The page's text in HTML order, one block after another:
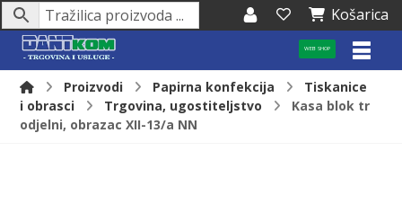
Košarica
WEB SHOP
Proizvodi Papirna konfekcija
Tiskanice
i obrasci
Trgovina, ugostiteljstvo
Kasa blok tr
odjelni, obrazac XII-13/a NN